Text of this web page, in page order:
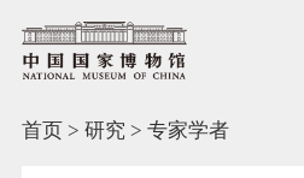
首页> 研究 > 专家学者